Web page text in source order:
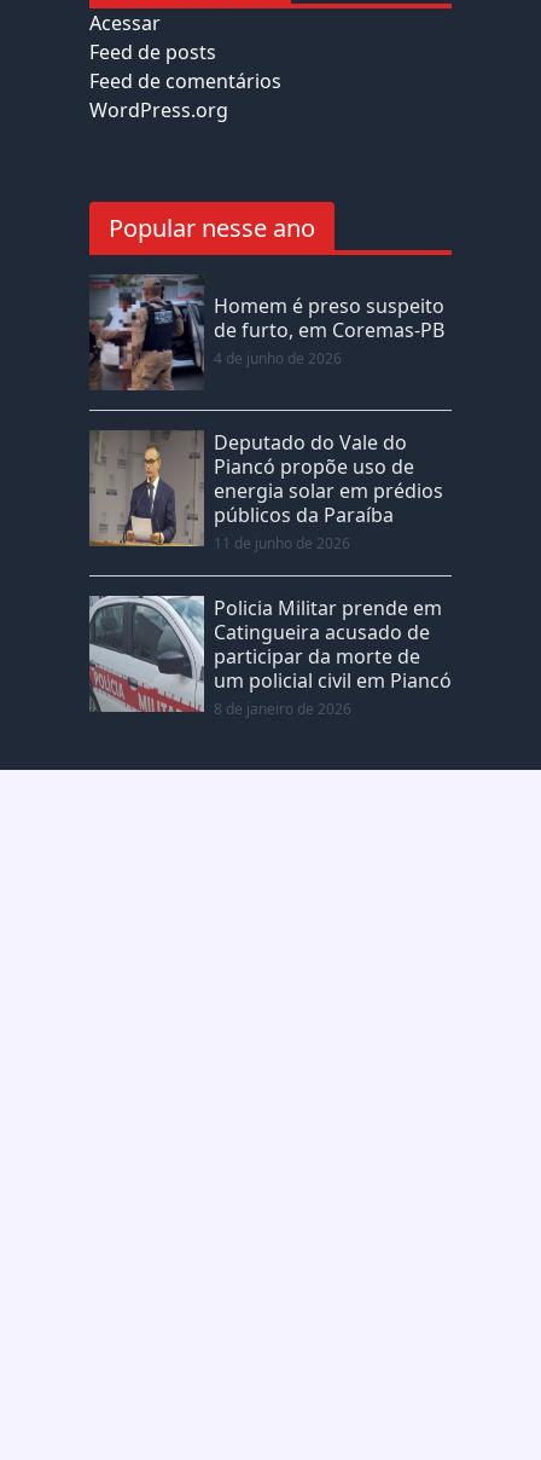
Acessar
Feed de posts
Feed de comentários
WordPress.org
Popular nesse ano
Homem é preso suspeito
de furto, em Coremas-PB
4 de junho de 2026
Deputado do Vale do
Piancó propõe uso de
energia solar em prédios
públicos da Paraíba
11 de junho de 2026
Policia Militar prende em
Catingueira acusado de
participar da morte de
um policial civil em Piancó
8 de janeiro de 2026